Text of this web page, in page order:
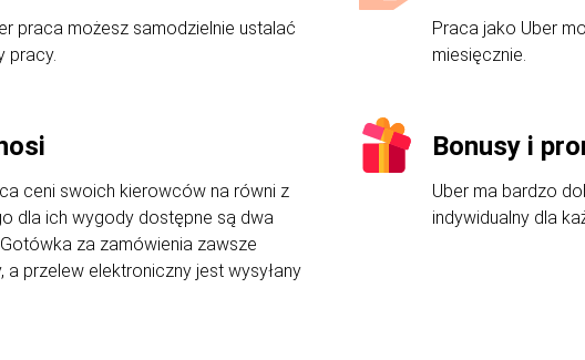
praca możesz samodzielnie ustalać
pracy.
Praca jako Uber
miesięcznie.
ceni swoich kierowców na równi z
dla ich wygody dostępne są dwa
za zamówienia zawsze
a przelew elektroniczny jest wysyłany
Bonusy i
Uber ma bardzo
indywidualny dla